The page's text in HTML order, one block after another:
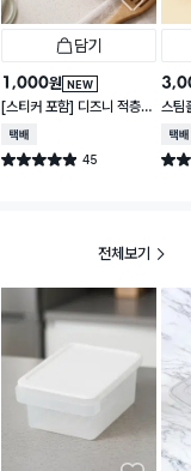
담기
NEW
1,000원
[스티커 포함] 디즈니 적층
가능한 말랑핏 600 ml 아
이보리
택배배송
별점 4.9점 45
건 작성
스팀
통
택배
별점
전체보기